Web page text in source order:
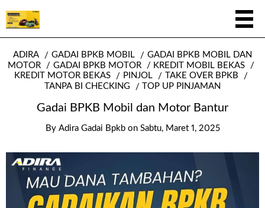
ADIRA GADAI BPKB MOBIL
GADAI BPKB MOBIL DAN
MOTOR
GADAI BPKB MOTOR
KREDIT MOBIL BEKAS
KREDIT MOTOR BEKAS
PINJOL
TAKE OVER BPKB
TANPA BI CHECKING
TOP UP PINJAMAN
Gadai BPKB Mobil dan Motor Bantur
By Adira Gadai Bpkb on Sabtu, Maret 1, 2025